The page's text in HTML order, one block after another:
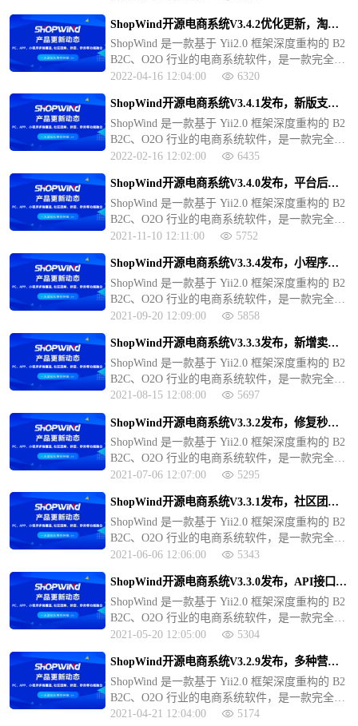
C、手机 H5、微商城、APP 客户端（Andorid+iO
S）、微信小程序等多端。ShopWind 提供专业、
快速、安全的底层软件设计和免费的更新升级服
务，做好完善的开发文档和接口文档方便开发者
插件。
ShopWind开源电商系统V3.4.2优化更新，淘宝
京东数据采集
ShopWind 是一款基于 Yii2.0 框架深度重构的 B2
B2C、O2O 行业的电商系统软件，是一款完全开
源的电商系统，可以免费用于商业运营或者二次
C、手机 H5、微商城、APP 客户端（Andorid+iO
S）、微信小程序等多端。ShopWind 提供专业、
快速、安全的底层软件设计和免费的更新升级服
务，做好完善的开发文档和接口文档方便开发者
插件。
2022-04-16 12:04:00 6320
ShopWind开源电商系统V3.4.1发布，新版支付
接口支持原路返回
ShopWind 是一款基于 Yii2.0 框架深度重构的 B2
B2C、O2O 行业的电商系统软件，是一款完全开
源的电商系统，可以免费用于商业运营或者二次
C、手机 H5、微商城、APP 客户端（Andorid+iO
S）、微信小程序等多端。ShopWind 提供专业、
快速、安全的底层软件设计和免费的更新升级服
务，做好完善的开发文档和接口文档方便开发者
插件。
2022-02-16 12:02:00 6435
ShopWind开源电商系统V3.4.0发布，平台后台
管理功能全面升级
ShopWind 是一款基于 Yii2.0 框架深度重构的 B2
B2C、O2O 行业的电商系统软件，是一款完全开
源的电商系统，可以免费用于商业运营或者二次
C、手机 H5、微商城、APP 客户端（Andorid+iO
S）、微信小程序等多端。ShopWind 提供专业、
快速、安全的底层软件设计和免费的更新升级服
务，做好完善的开发文档和接口文档方便开发者
插件。
2021-11-10 12:11:00 5752
ShopWind开源电商系统V3.3.4发布，小程序全
新体验
ShopWind 是一款基于 Yii2.0 框架深度重构的 B2
B2C、O2O 行业的电商系统软件，是一款完全开
源的电商系统，可以免费用于商业运营或者二次
C、手机 H5、微商城、APP 客户端（Andorid+iO
S）、微信小程序等多端。ShopWind 提供专业、
快速、安全的底层软件设计和免费的更新升级服
务，做好完善的开发文档和接口文档方便开发者
插件。
2021-09-20 12:09:00 5858
ShopWind开源电商系统V3.3.3发布，新增卖家
端独立入口
ShopWind 是一款基于 Yii2.0 框架深度重构的 B2
B2C、O2O 行业的电商系统软件，是一款完全开
源的电商系统，可以免费用于商业运营或者二次
C、手机 H5、微商城、APP 客户端（Andorid+iO
S）、微信小程序等多端。ShopWind 提供专业、
快速、安全的底层软件设计和免费的更新升级服
务，做好完善的开发文档和接口文档方便开发者
插件。
2021-08-15 12:08:00 5697
ShopWind开源电商系统V3.3.2发布，修复秒杀
拼团等！
ShopWind 是一款基于 Yii2.0 框架深度重构的 B2
B2C、O2O 行业的电商系统软件，是一款完全开
源的电商系统，可以免费用于商业运营或者二次
C、手机 H5、微商城、APP 客户端（Andorid+iO
S）、微信小程序等多端。ShopWind 提供专业、
快速、安全的底层软件设计和免费的更新升级服
务，做好完善的开发文档和接口文档方便开发者
插件。
2021-07-06 12:07:00 5295
ShopWind开源电商系统V3.3.1发布，社区团购
功能来袭！
ShopWind 是一款基于 Yii2.0 框架深度重构的 B2
B2C、O2O 行业的电商系统软件，是一款完全开
源的电商系统，可以免费用于商业运营或者二次
C、手机 H5、微商城、APP 客户端（Andorid+iO
S）、微信小程序等多端。ShopWind 提供专业、
快速、安全的底层软件设计和免费的更新升级服
务，做好完善的开发文档和接口文档方便开发者
插件。
2021-06-06 12:06:00 5343
ShopWind开源电商系统V3.3.0发布，API接口文
档上线！
ShopWind 是一款基于 Yii2.0 框架深度重构的 B2
B2C、O2O 行业的电商系统软件，是一款完全开
源的电商系统，可以免费用于商业运营或者二次
C、手机 H5、微商城、APP 客户端（Andorid+iO
S）、微信小程序等多端。ShopWind 提供专业、
快速、安全的底层软件设计和免费的更新升级服
务，做好完善的开发文档和接口文档方便开发者
2021-05-20 12:05:00 5304
ShopWind开源电商系统V3.2.9发布，多种营销
工具加持
ShopWind 是一款基于 Yii2.0 框架深度重构的 B2
B2C、O2O 行业的电商系统软件，是一款完全开
源的电商系统，可以免费用于商业运营或者二次
2021-04-21 12:04:00 5174